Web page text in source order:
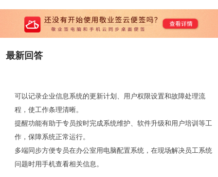
最新回答
可以记录企业信息系统的更新计划、用户权限设置和故障处理流
程，使工作条理清晰。
提醒功能有助于专员按时完成系统维护、软件升级和用户培训等工
作，保障系统正常运行。
多端同步方便专员在办公室用电脑配置系统，在现场解决员工系统
问题时用手机查看相关信息。